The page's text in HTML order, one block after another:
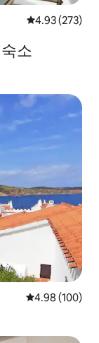
평점 4.93점(5
4.93 (273)
소
평점 4.98점(5
4.98 (100)